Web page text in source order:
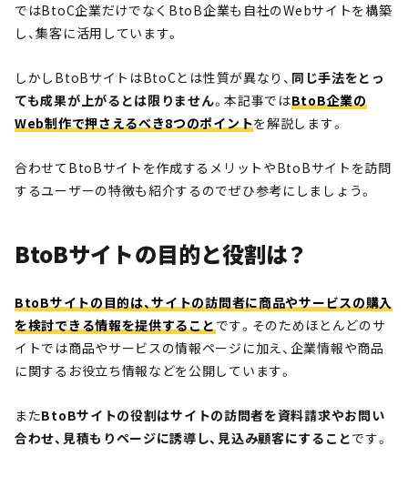
ではBtoC企業だけでなくBtoB企業も自社のWebサイトを構築
し、集客に活用しています。
しかしBtoBサイトはBtoCとは性質が異なり、 同じ手法をとっ
ても成果が上がるとは限りません。本記事ではBtoB企業の
Web制作で押さえるべき8つのポイントを解説します。
合わせてBtoBサイトを作成するメリットやBtoBサイトを訪問
するユーザーの特徴も紹介するのでぜひ参考にしましょう。
BtoBサイトの目的と役割は？
BtoBサイトの目的は、サイトの訪問者に商品やサービスの購入
を検討できる情報を提供することです。そのためほとんどのサ
イトでは商品やサービスの情報ページに加え、企業情報や商品
に関するお役立ち情報などを公開しています。
またBtoBサイトの役割はサイトの訪問者を資料請求やお問い
合わせ、見積もりページに誘導し、見込み顧客にすることです。